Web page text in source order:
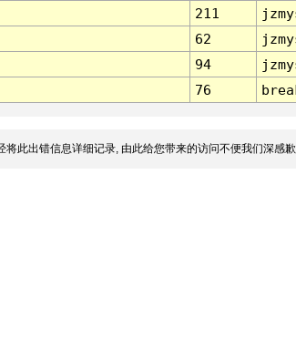
211
62
94
76
将此出错信息详细记录, 由此给您带来的访问不便我们深感